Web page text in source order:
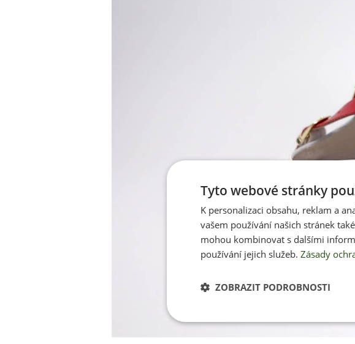
Tyto webové stránky
K personalizaci obsahu, reklam a
vašem používání našich stránek
mohou kombinovat s dalšími
používání jejich služeb. Zásady
ZOBRAZIT PODROBNOSTI